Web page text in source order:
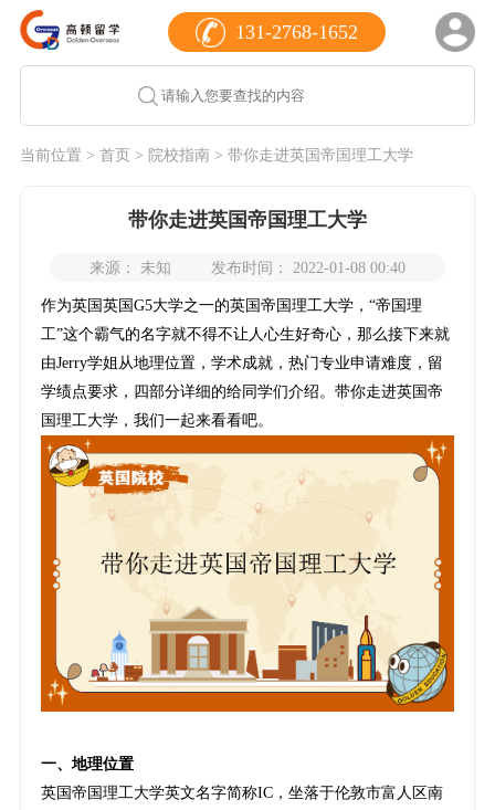
131-2768-1652
当前位置 > 首页 > 院校指南> 带你走进英国帝国理工大学
带你走进英国帝国理工大学
来源： 未知 发布时间： 2022-01-08 00:40
作为英国英国G5大学之一的英国帝国理工大学，“帝国理
工”这个霸气的名字就不得不让人心生好奇心，那么接下来就
由Jerry学姐从地理位置，学术成就，热门专业申请难度，留
学绩点要求，四部分详细的给同学们介绍。带你走进英国帝
国理工大学，我们一起来看看吧。
一、地理位置
英国帝国理工大学英文名字简称IC，坐落于伦敦市富人区南